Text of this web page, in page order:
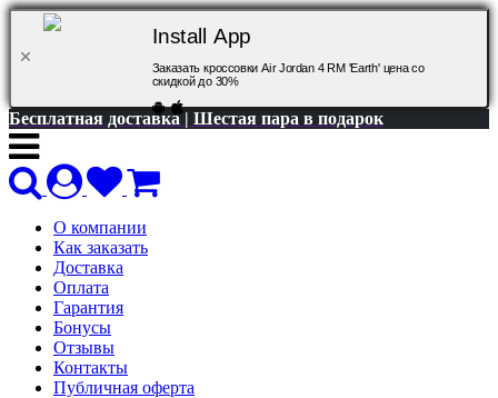
Install App
Заказать кроссовки Air Jordan 4 RM 'Earth' цена со
скидкой до 30%
Бесплатная доставка | Шестая пара в подарок
О компании
Как заказать
Доставка
Оплата
Гарантия
Бонусы
Отзывы
Контакты
Публичная оферта